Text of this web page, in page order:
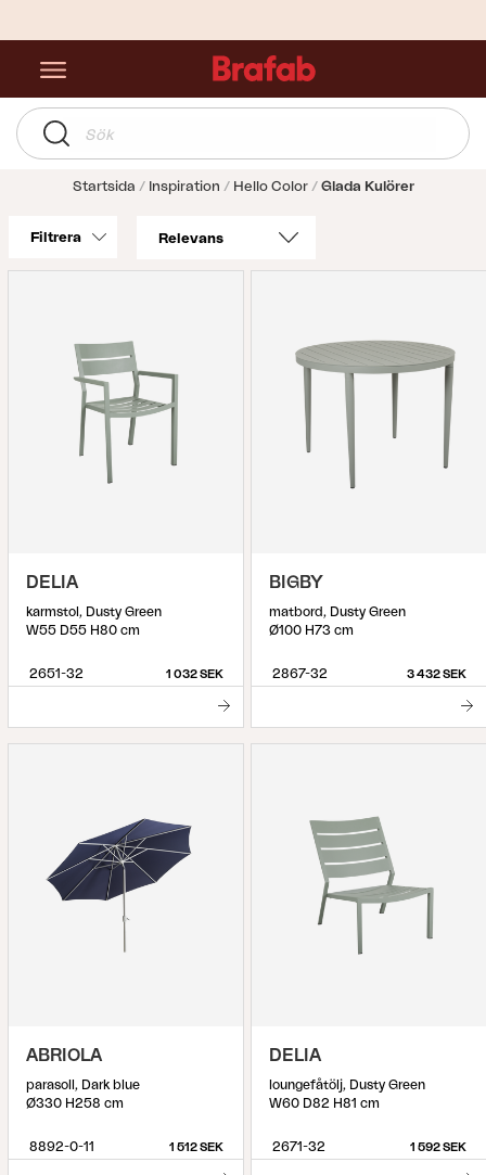
Startsida Inspiration Hello Color Glada Kulörer
Filtrera
DELIA
karmstol, Dusty Green
W55 D55 H80 cm
2651-32 1 032 SEK
BIGBY
matbord, Dusty Green
Ø100 H73 cm
2867-32 3 432 SEK
ABRIOLA
parasoll, Dark blue
Ø330 H258 cm
8892-0-11 1 512 SEK
DELIA
loungefåtölj, Dusty Green
W60 D82 H81 cm
2671-32 1 592 SEK